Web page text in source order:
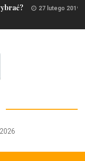
27 lutego 2019